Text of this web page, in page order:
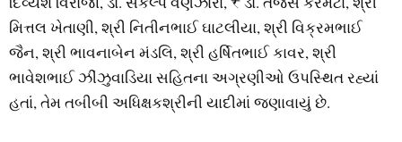
મિત્તલ ખેતાણી, શ્રી નિતીનભાઈ ઘાટલીયા, શ્રી વિક્રમભાઈ
જૈન, શ્રી ભાવનાબેન મંડલિ, શ્રી હર્ષિતભાઈ કાવર, શ્રી
ભાવેશભાઈ ઝીંઝુવાડિયા સહિતના અગ્રણીઓ ઉપસ્થિત રહ્યાં
હતાં, તેમ તબીબી અધિક્ષકશ્રીની યાદીમાં જણાવાયું છે.